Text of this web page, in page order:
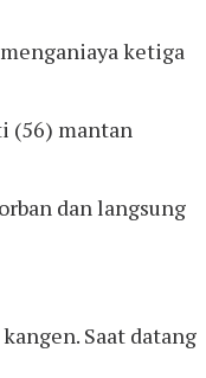
ketiga
(56) mantan
dan langsung
Saat datang